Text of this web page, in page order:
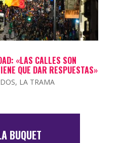
«LAS CALLES SON
QUE DAR RESPUESTAS»
, LA TRAMA
BUQUET